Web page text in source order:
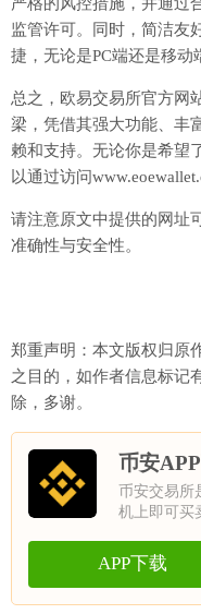
监管许可。同时，简洁友
捷，无论是PC端还是移动
总之，欧易交易所官方网
梁，凭借其强大功能、丰
赖和支持。无论你是希望
以通过访问
请注意原文中提供的网址
准确性与安全性。
郑重声明：本文版权归原
之目的，如作者信息标记
除，多谢。
币安
币安交易所
机上即可买
APP下载